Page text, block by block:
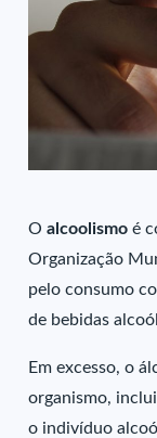
Oalcoolismo é
Organização
pelo consumo
de bebidas
Em excesso, o
organismo,
o indivíduo